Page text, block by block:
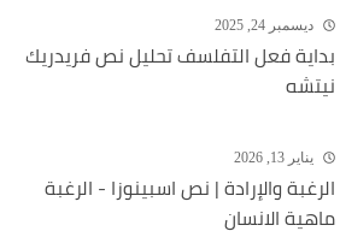
ديسمبر 24, 2025
بداية فعل التفلسف تحليل نص فريدريك
نيتشه
يناير 13, 2026
الرغبة والإرادة | نص اسبينوزا - الرغبة
ماهية الانسان